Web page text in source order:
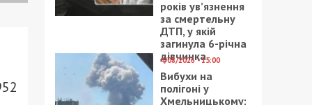
років ув’язнення
за смертельну
ДТП, у якій
загинула 6-річна
дівчинка
4/08/2026 - 15:00
Вибухи на
полігоні у
Хмельницькому: